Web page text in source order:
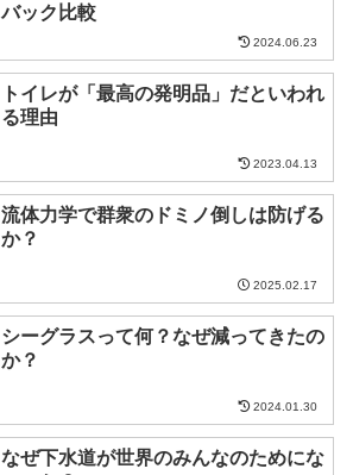
バック比較
2024.06.23
トイレが「最高の発明品」だといわれ
る理由
2023.04.13
流体力学で群衆のドミノ倒しは防げる
か？
2025.02.17
シーグラスって何？なぜ減ってきたの
か？
2024.01.30
なぜ下水道が世界のみんなのためにな